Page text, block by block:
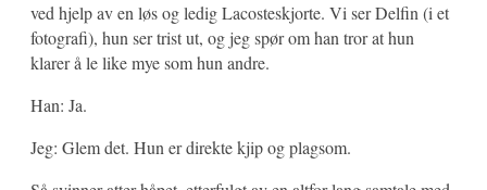
ved hjelp av en løs og ledig Lacosteskjorte. Vi ser Delfin (i et
fotografi), hun ser trist ut, og jeg spør om han tror at hun
klarer å le like mye som hun andre.
Han: Ja.
Jeg: Glem det. Hun er direkte kjip og plagsom.